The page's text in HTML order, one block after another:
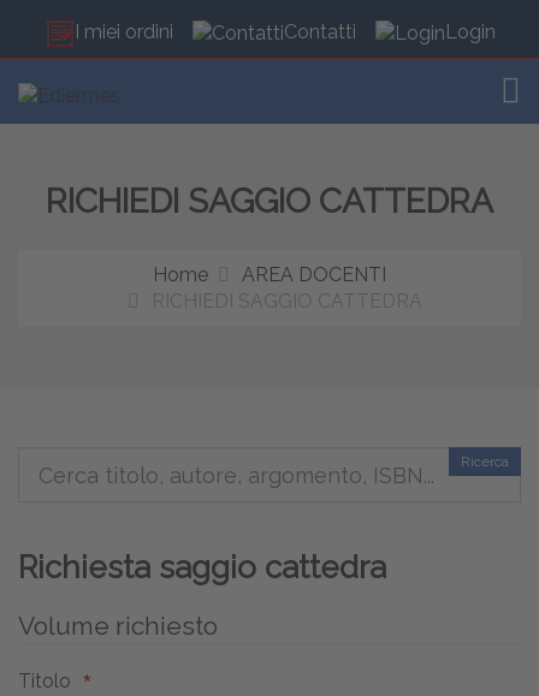
I miei ordini Contatti Login
RICHIEDI SAGGIO CATTEDRA
Home
AREA DOCENTI
RICHIEDI SAGGIO CATTEDRA
Ricerca
Richiesta saggio cattedra
Volume richiesto
Titolo